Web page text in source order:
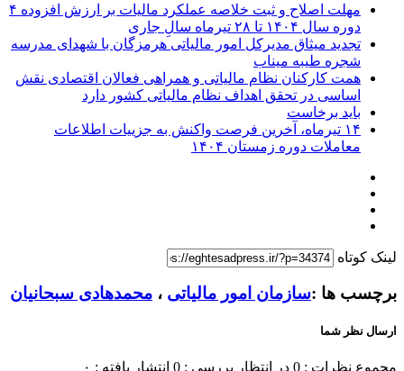
مهلت اصلاح و ثبت خلاصه عملکرد مالیات بر ارزش افزوده ۴
دوره سال ۱۴۰۴ تا ۲۸ تیرماه سالِ جاری
تجدید میثاق مدیرکل امور مالیاتی هرمزگان با شهدای مدرسه
شجره طیبه میناب
همت کارکنان نظام مالیاتی و همراهی فعالان اقتصادی نقش
اساسی در تحقق اهداف نظام مالیاتی کشور دارد
باید برخاست
۱۴ تیرماه، آخرین فرصت واکنش به جزییات اطلاعات
معاملات دوره زمستان ۱۴۰۴
لینک کوتاه
برچسب ها :سازمان امور مالیاتی ، محمدهادی سبحانیان
ارسال نظر شما
مجموع نظرات : 0 در انتظار بررسی : 0 انتشار یافته : ۰